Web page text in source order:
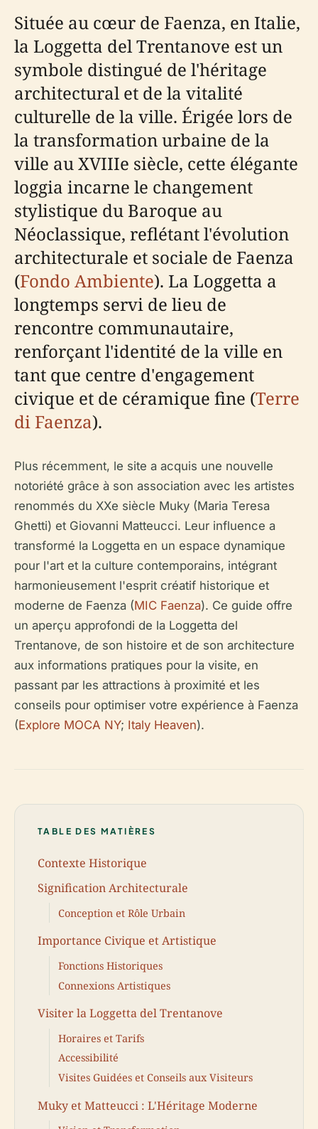
Située au cœur de Faenza, en Italie,
la Loggetta del Trentanove est un
symbole distingué de l'héritage
architectural et de la vitalité
culturelle de la ville. Érigée lors de
la transformation urbaine de la
ville au XVIIIe siècle, cette élégante
loggia incarne le changement
stylistique du Baroque au
Néoclassique, reflétant l'évolution
architecturale et sociale de Faenza
(Fondo Ambiente). La Loggetta a
longtemps servi de lieu de
rencontre communautaire,
renforçant l'identité de la ville en
tant que centre d'engagement
civique et de céramique fine (Terre
di Faenza).
Plus récemment, le site a acquis une nouvelle
notoriété grâce à son association avec les artistes
renommés du XXe siècle Muky (Maria Teresa
Ghetti) et Giovanni Matteucci. Leur influence a
transformé la Loggetta en un espace dynamique
pour l'art et la culture contemporains, intégrant
harmonieusement l'esprit créatif historique et
moderne de Faenza (MIC Faenza). Ce guide offre
un aperçu approfondi de la Loggetta del
Trentanove, de son histoire et de son architecture
aux informations pratiques pour la visite, en
passant par les attractions à proximité et les
conseils pour optimiser votre expérience à Faenza
(Explore MOCA NY; Italy Heaven).
TABLE DES MATIÈRES
Contexte Historique
Signification Architecturale
Conception et Rôle Urbain
Importance Civique et Artistique
Fonctions Historiques
Connexions Artistiques
Visiter la Loggetta del Trentanove
Horaires et Tarifs
Accessibilité
Visites Guidées et Conseils aux Visiteurs
Muky et Matteucci : L'Héritage Moderne